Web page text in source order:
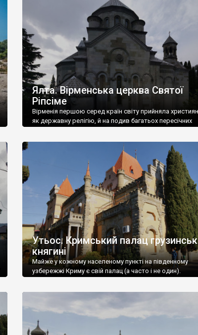
називаються «повстяками» (postaki)…” “Вино. Крим
виробляє відмінне вино і його вдосталь: воно все
легке біле і дуже […]
Ялта. Вірменська церква Святої
Ріпсіме
Вірменія першою серед країн світу прийняла
як державну релігію, й на подив багатьох пересічних
Утьос. Кримський палац
княгині
Майже у кожному населеному пункті на південному
узбережжі Криму є свій палац (а часто і не один).